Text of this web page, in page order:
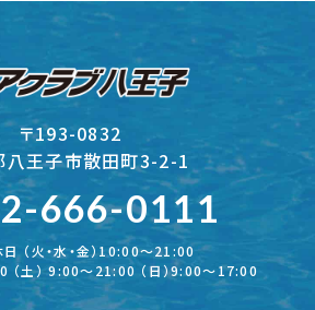
〒193-0832
八王子市散田町3-2-1
666-0111
日 （火・水・金）10:00～21:00
（土） 9:00〜21:00 （日）9:00～17:00